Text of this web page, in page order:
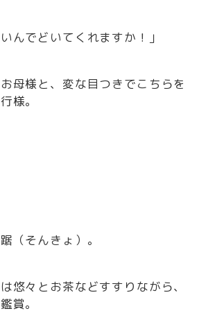
んでどいてくれますか！」
母様と、変な目つきでこちらを
様。
（そんきょ）。
悠々とお茶などすすりながら、
賞。